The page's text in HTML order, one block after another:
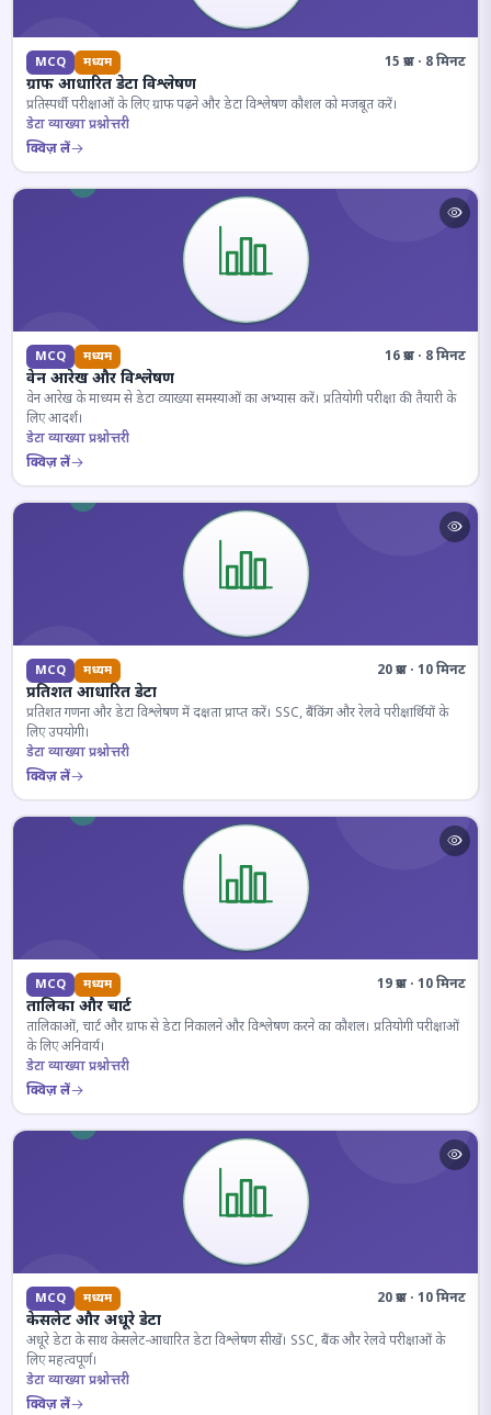
MCQ मध्यम 15 प्रश्न · 8 मिनट
ग्राफ आधारित डेटा विश्लेषण
प्रतिस्पर्धी परीक्षाओं के लिए ग्राफ पढ़ने और डेटा विश्लेषण कौशल को मजबूत करें।
डेटा व्याख्या प्रश्नोत्तरी
क्विज़ लें
MCQ मध्यम 16 प्रश्न · 8 मिनट
वेन आरेख और विश्लेषण
वेन आरेख के माध्यम से डेटा व्याख्या समस्याओं का अभ्यास करें। प्रतियोगी परीक्षा की तैयारी के
लिए आदर्श।
डेटा व्याख्या प्रश्नोत्तरी
क्विज़ लें
MCQ मध्यम 20 प्रश्न · 10 मिनट
प्रतिशत आधारित डेटा
प्रतिशत गणना और डेटा विश्लेषण में दक्षता प्राप्त करें। SSC, बैंकिंग और रेलवे परीक्षार्थियों के
लिए उपयोगी।
डेटा व्याख्या प्रश्नोत्तरी
क्विज़ लें
MCQ मध्यम 19 प्रश्न · 10 मिनट
तालिका और चार्ट
तालिकाओं, चार्ट और ग्राफ से डेटा निकालने और विश्लेषण करने का कौशल। प्रतियोगी परीक्षाओं
के लिए अनिवार्य।
डेटा व्याख्या प्रश्नोत्तरी
क्विज़ लें
MCQ मध्यम 20 प्रश्न · 10 मिनट
केसलेट और अधूरे डेटा
अधूरे डेटा के साथ केसलेट-आधारित डेटा विश्लेषण सीखें। SSC, बैंक और रेलवे परीक्षाओं के
लिए महत्वपूर्ण।
डेटा व्याख्या प्रश्नोत्तरी
क्विज़ लें